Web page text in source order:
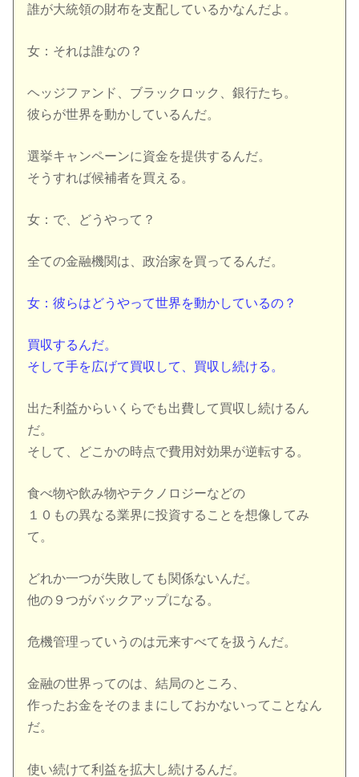
誰が大統領の財布を支配しているかなんだよ。
女：それは誰なの？
ヘッジファンド、ブラックロック、銀行たち。
彼らが世界を動かしているんだ。
選挙キャンペーンに資金を提供するんだ。
そうすれば候補者を買える。
女：で、どうやって？
全ての金融機関は、政治家を買ってるんだ。
女：彼らはどうやって世界を動かしているの？
買収するんだ。
そして手を広げて買収して、買収し続ける。
出た利益からいくらでも出費して買収し続けるん
だ。
そして、どこかの時点で費用対効果が逆転する。
食べ物や飲み物やテクノロジーなどの
１０もの異なる業界に投資することを想像してみ
て。
どれか一つが失敗しても関係ないんだ。
他の９つがバックアップになる。
危機管理っていうのは元来すべてを扱うんだ。
金融の世界ってのは、結局のところ、
作ったお金をそのままにしておかないってことなん
だ。
使い続けて利益を拡大し続けるんだ。